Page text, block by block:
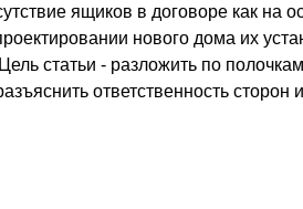
ящиков в договоре как на
нового дома их
статьи - разложить по
ответственность сторон